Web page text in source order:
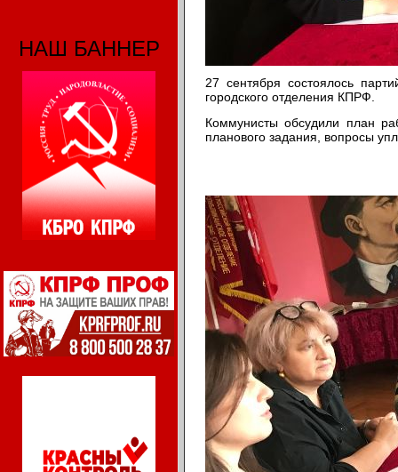
НАШ БАННЕР
27 сентября состоялось
городского отделения КПРФ.
Коммунисты обсудили план
планового задания, вопросы